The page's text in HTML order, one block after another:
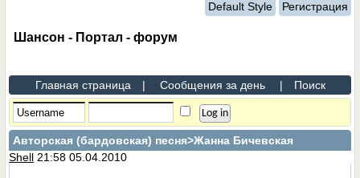
Default Style Регистрация
Шансон - Портал - форум
Главная страница | Сообщения за день | Поиск
Авторская (бардовская) песня>Жанна Бичевская
Shell 21:58 05.04.2010